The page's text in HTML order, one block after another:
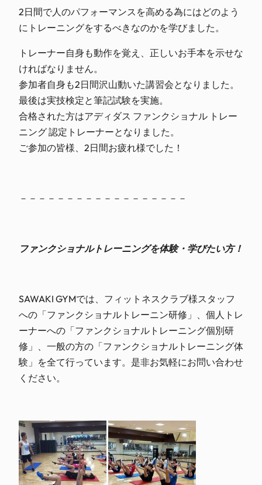
2日間で人のパフォーマンスを高める為にはどのよう
にトレーニングをするべきなのかを学びました。
トレーナー自身も動作を覚え、正しいお手本を示せな
ければなりません。
参加者自身も2日間沢山動いた講習会となりました。
最後は実技検定と筆記試験を実施。
合格された方はアディダス ファンクショナル トレー
ニング 認定トレーナーとなりました。
ご参加の皆様、2日間お疲れ様でした！
－－－－－－－－－－－－－－－－－－
ファンクショナルトレーニングを体験・学びたい方！
SAWAKI GYMでは、フィットネスクラブ様スタッフ
への「ファンクショナルトレーニン研修」、個人トレ
ーナーへの「ファンクショナルトレーニング個別研
修」、一般の方の「ファンクショナルトレーニング体
験」を全て行っています。是非お気軽にお問い合わせ
ください。